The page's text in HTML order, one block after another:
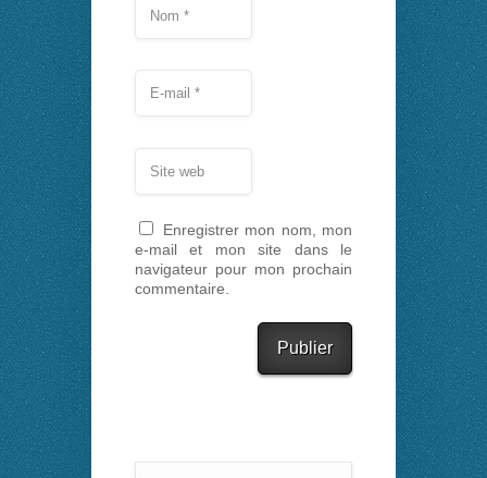
Enregistrer mon nom, mon
e-mail et mon site dans le
navigateur pour mon prochain
commentaire.